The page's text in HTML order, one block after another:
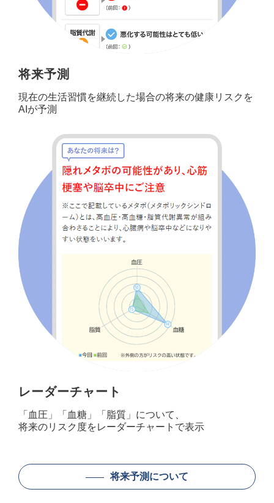
将来予測
現在の生活習慣を継続した場合の将来の健康リスクを
AIが予測
レーダーチャート
「血圧」「血糖」「脂質」について、
将来のリスク度をレーダーチャートで表示
将来予測について